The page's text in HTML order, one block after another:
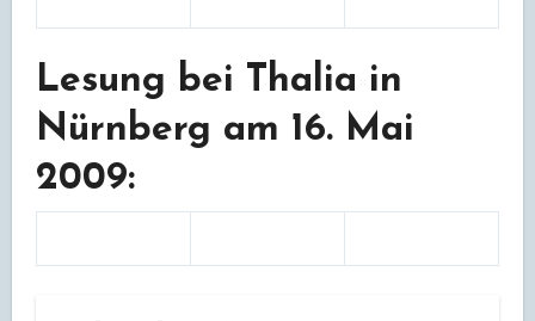
Lesung bei Thalia in
Nürnberg am 16. Mai
2009: